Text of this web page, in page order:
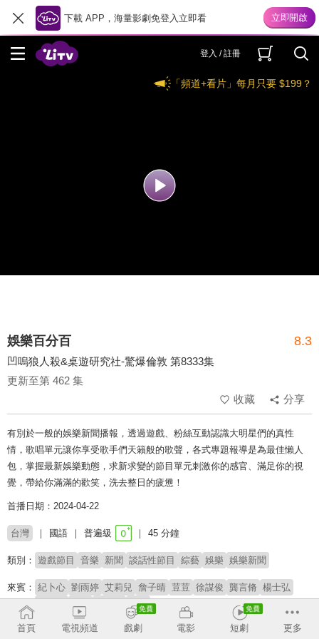
下載 APP，海量影劇免登入立即看
登入 / 註冊
「頻道+看片」每月只要 $199？
娛樂百分百 8.3
凹嗚狼人殺&桌遊研究社-驚爆倫敦 第8333集
更新至第 462 集
收藏
分享
有別於一般的娛樂新聞播報，透過遊戲、粉絲互動認識大明星們的真性
情，歌唱單元讓你享受歌手們天籟般的歌聲，各式專題報導是為最佳懶人
包，掌握最新娛樂動態，求新求變的節目單元刺激你的感官、滿足你的視
覺，帶給你滿滿的歡笑，洗去整日的疲憊！
首播日期：2024-04-22
台灣 國語 普遍級 45 分鐘
類別： 遊戲節目 音樂 新聞 談話性節目 綜藝 娛樂 娛樂新聞
來賓： 紀卜心 劉雨婷 艾莉兒 詹子晴 荳荳 徐謀俊 龔言脩 楊士弘
海產 李懿
主持： 黃偉晉 賴晏駒
首頁 電視頻道 戲劇 電影 短劇 更多